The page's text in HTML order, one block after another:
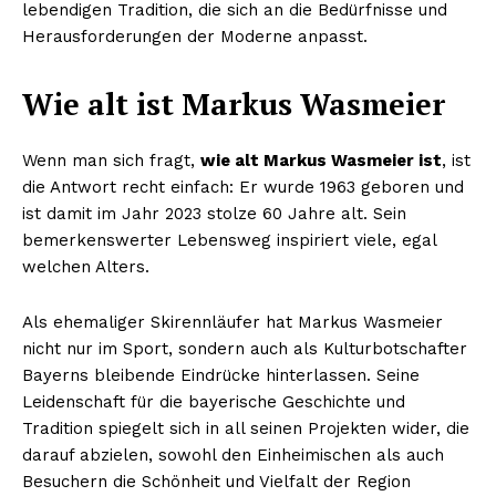
ABONNIERE JETZT
Company
Um
Mein Konto
lebendigen Tradition, die sich an die Bedürfnisse und
Herausforderungen der Moderne anpasst.
Wie alt ist Markus Wasmeier
Wenn man sich fragt, wie alt Markus Wasmeier ist, ist
die Antwort recht einfach: Er wurde 1963 geboren und
ist damit im Jahr 2023 stolze 60 Jahre alt. Sein
bemerkenswerter Lebensweg inspiriert viele, egal
welchen Alters.
Als ehemaliger Skirennläufer hat Markus Wasmeier
nicht nur im Sport, sondern auch als Kulturbotschafter
Bayerns bleibende Eindrücke hinterlassen. Seine
Leidenschaft für die bayerische Geschichte und
Tradition spiegelt sich in all seinen Projekten wider, die
darauf abzielen, sowohl den Einheimischen als auch
Besuchern die Schönheit und Vielfalt der Region